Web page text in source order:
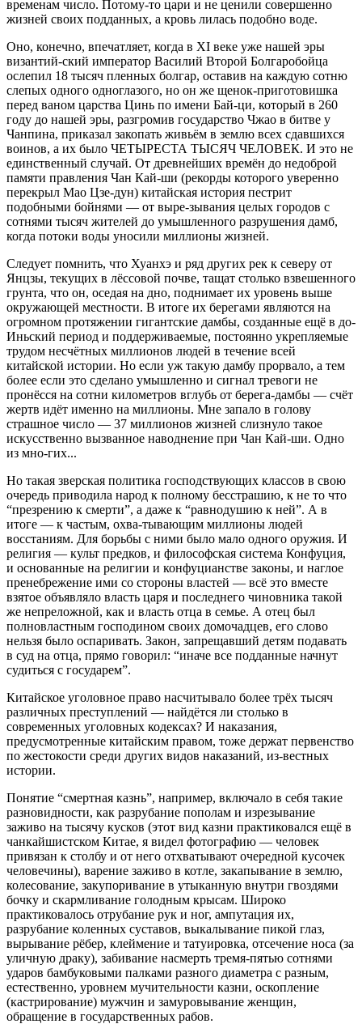
временам число. Потому-то цари и не ценили совершенно
жизней своих подданных, а кровь лилась подобно воде.
Оно, конечно, впечатляет, когда в XI веке уже нашей эры
византий-ский император Василий Второй Болгаробойца
ослепил 18 тысяч пленных болгар, оставив на каждую сотню
слепых одного одноглазого, но он же щенок-приготовишка
перед ваном царства Цинь по имени Бай-ци, который в 260
году до нашей эры, разгромив государство Чжао в битве у
Чанпина, приказал закопать живьём в землю всех сдавшихся
воинов, а их было ЧЕТЫРЕСТА ТЫСЯЧ ЧЕЛОВЕК. И это не
единственный случай. От древнейших времён до недоброй
памяти правления Чан Кай-ши (рекорды которого уверенно
перекрыл Мао Цзе-дун) китайская история пестрит
подобными бойнями — от выре-зывания целых городов с
сотнями тысяч жителей до умышленного разрушения дамб,
когда потоки воды уносили миллионы жизней.
Следует помнить, что Хуанхэ и ряд других рек к северу от
Янцзы, текущих в лёссовой почве, тащат столько взвешенного
грунта, что он, оседая на дно, поднимает их уровень выше
окружающей местности. В итоге их берегами являются на
огромном протяжении гигантские дамбы, созданные ещё в до-
Иньский период и поддерживаемые, постоянно укрепляемые
трудом несчётных миллионов людей в течение всей
китайской истории. Но если уж такую дамбу прорвало, а тем
более если это сделано умышленно и сигнал тревоги не
пронёсся на сотни километров вглубь от берега-дамбы — счёт
жертв идёт именно на миллионы. Мне запало в голову
страшное число — 37 миллионов жизней слизнуло такое
искусственно вызванное наводнение при Чан Кай-ши. Одно
из мно-гих...
Но такая зверская политика господствующих классов в свою
очередь приводила народ к полному бесстрашию, к не то что
“презрению к смерти”, а даже к “равнодушию к ней”. А в
итоге — к частым, охва-тывающим миллионы людей
восстаниям. Для борьбы с ними было мало одного оружия. И
религия — культ предков, и философская система Конфуция,
и основанные на религии и конфуцианстве законы, и наглое
пренебрежение ими со стороны властей — всё это вместе
взятое объявляло власть царя и последнего чиновника такой
же непреложной, как и власть отца в семье. А отец был
полновластным господином своих домочадцев, его слово
нельзя было оспаривать. Закон, запрещавший детям подавать
в суд на отца, прямо говорил: “иначе все подданные начнут
судиться с государем”.
Китайское уголовное право насчитывало более трёх тысяч
различных преступлений — найдётся ли столько в
современных уголовных кодексах? И наказания,
предусмотренные китайским правом, тоже держат первенство
по жестокости среди других видов наказаний, из-вестных
истории.
Понятие “смертная казнь”, например, включало в себя такие
разновидности, как разрубание пополам и изрезывание
заживо на тысячу кусков (этот вид казни практиковался ещё в
чанкайшистском Китае, я видел фотографию — человек
привязан к столбу и от него отхватывают очередной кусочек
человечины), варение заживо в котле, закапывание в землю,
колесование, закупоривание в утыканную внутри гвоздями
бочку и скармливание голодным крысам. Широко
практиковалось отрубание рук и ног, ампутация их,
разрубание коленных суставов, выкалывание пикой глаз,
вырывание рёбер, клеймение и татуировка, отсечение носа (за
уличную драку), забивание насмерть тремя-пятью сотнями
ударов бамбуковыми палками разного диаметра с разным,
естественно, уровнем мучительности казни, оскопление
(кастрирование) мужчин и замуровывание женщин,
обращение в государственных рабов.